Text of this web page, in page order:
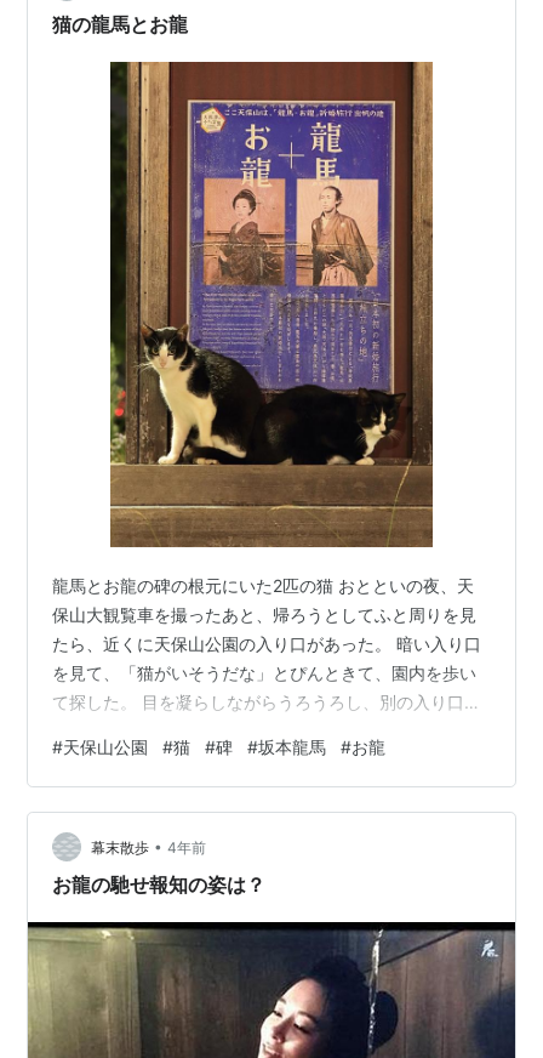
まう。龍馬たちは拳銃と手槍で応戦しながらなんとか逃
猫の龍馬とお龍
龍馬とお龍の碑の根元にいた2匹の猫 おとといの夜、天
保山大観覧車を撮ったあと、帰ろうとしてふと周りを見
たら、近くに天保山公園の入り口があった。 暗い入り口
を見て、「猫がいそうだな」とぴんときて、園内を歩い
て探した。 目を凝らしながらうろうろし、別の入り口の
なかった。 諦めかけて、「もうひと回りしていなかった
ら帰ろう」と、最初に通った入り口に差し掛かったと
き…。 木と金属で作られた碑の根元に黒白の猫が2匹いる
のが見えた。 逃げられないように、遠くから撮り始め
て、徐々に近づいた。 2匹の猫は仲が良く、どちらかが
#天保山公園 #猫 #碑 #坂本龍馬 #お龍
幕末散歩 • 4年前
お龍の馳せ報知の姿は？